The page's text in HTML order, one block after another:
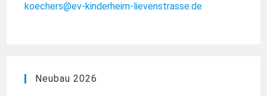
koechers@ev-kinderheim-lievenstrasse.de
Neubau 2026